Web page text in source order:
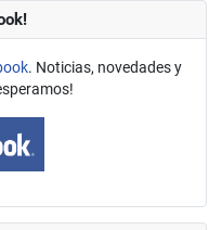
. Noticias, novedades y